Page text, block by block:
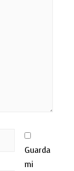
Guarda
mi